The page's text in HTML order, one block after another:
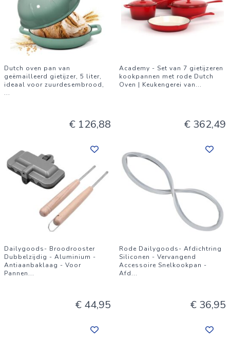
Dutch oven pan van
geëmailleerd gietijzer, 5 liter,
ideaal voor zuurdesembrood,
...
€ 126,88
Academy - Set van 7 gietijzeren
kookpannen met rode Dutch
Oven | Keukengerei van...
€ 362,49
Dailygoods- Broodrooster
Dubbelzijdig - Aluminium -
Antiaanbaklaag - Voor
Pannen...
€ 44,95
Rode Dailygoods- Afdichtring
Siliconen - Vervangend
Accessoire Snelkookpan -
Afd...
€ 36,95